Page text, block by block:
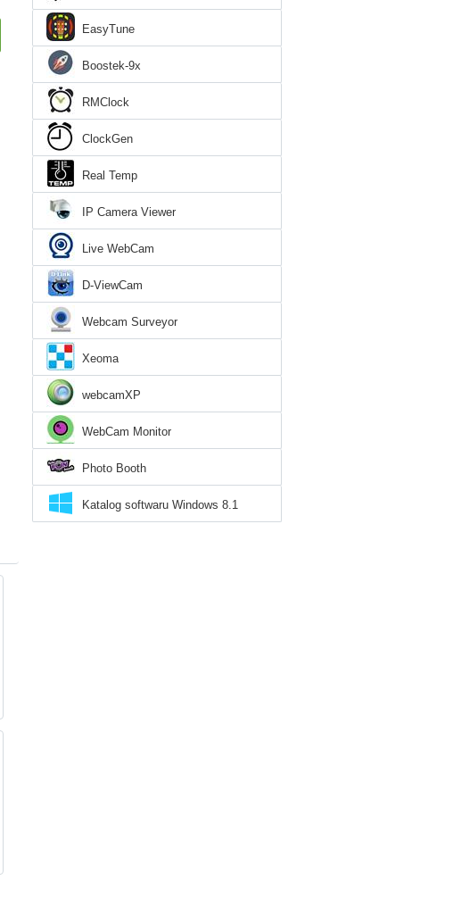
EasyTune
Boostek-9x
RMClock
ClockGen
Real Temp
IP Camera Viewer
Live WebCam
D-ViewCam
Webcam Surveyor
Xeoma
webcamXP
WebCam Monitor
Photo Booth
Katalog softwaru Windows 8.1